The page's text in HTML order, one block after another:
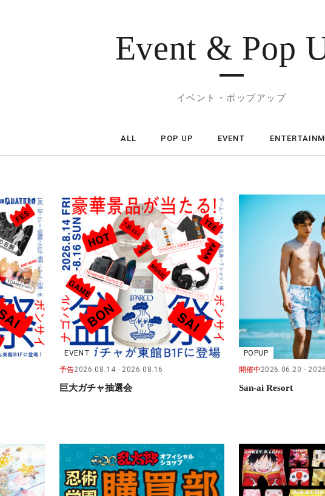
Event & Pop
イベント・ポップアップ
ALL POP UP EVENT
EVENT
予告2026.08.14 2026.08.16
巨大ガチャ抽選会
POPUP
開催中2026.06.20
San-ai Resort